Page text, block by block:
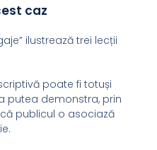
caz
ilustrează trei lecții
poate fi totuși
putea demonstra, prin
publicul o asociază